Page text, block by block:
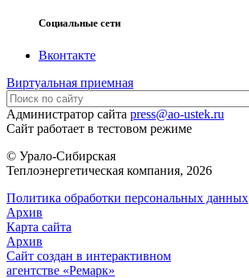
Социальные сети
Вконтакте
Виртуальная приемная
Администратор сайта press@ao-ustek.ru
Сайт работает в тестовом режиме
© Урало-Сибирская
Теплоэнергетическая компания, 2026
Политика обработки персональных данных
Архив
Карта сайта
Архив
Сайт создан в интерактивном
агентстве «Ремарк»